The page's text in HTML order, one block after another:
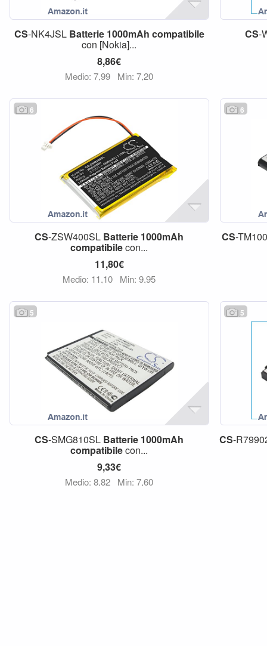
CS-NK4JSL Batterie 1000mAh compatibile
con [Nokia]...
8,86€
Medio: 7,99 Min: 7,20
CS-
6
CS-ZSW400SL Batterie 1000mAh
compatibilecon...
11,80€
Medio: 11,10 Min: 9,95
6
CS-
5
CS-SMG810SL Batterie 1000mAh
compatibilecon...
9,33€
Medio: 8,82 Min: 7,60
5
CS-